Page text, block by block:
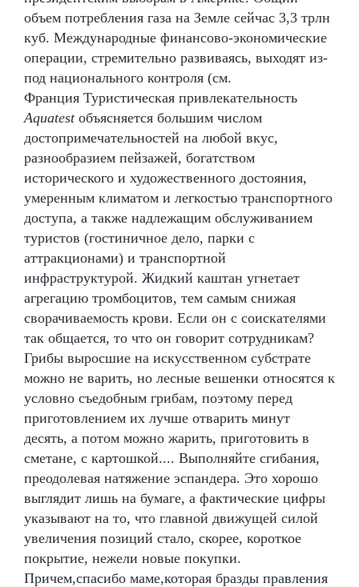
объем потребления газа на Земле сейчас 3,3 трлн
куб. Международные финансово-экономические
операции, стремительно развиваясь, выходят из-
под национального контроля (см.
Франция Туристическая привлекательность
Aquatestобъясняется большим числом
достопримечательностей на любой вкус,
разнообразием пейзажей, богатством
исторического и художественного достояния,
умеренным климатом и легкостью транспортного
доступа, а также надлежащим обслуживанием
туристов (гостиничное дело, парки с
аттракционами) и транспортной
инфраструктурой. Жидкий каштан угнетает
агрегацию тромбоцитов, тем самым снижая
сворачиваемость крови. Если он с соискателями
так общается, то что он говорит сотрудникам?
Грибы выросшие на искусственном субстрате
можно не варить, но лесные вешенки относятся к
условно съедобным грибам, поэтому перед
приготовлением их лучше отварить минут
десять, а потом можно жарить, приготовить в
сметане, с картошкой.... Выполняйте сгибания,
преодолевая натяжение эспандера. Это хорошо
выглядит лишь на бумаге, а фактические цифры
указывают на то, что главной движущей силой
увеличения позиций стало, скорее, короткое
покрытие, нежели новые покупки.
Причем,спасибо маме,которая бразды правления